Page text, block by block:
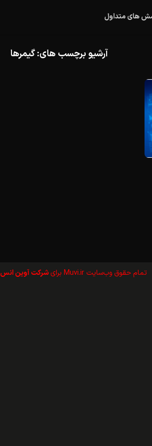
های متداول
آرشیو برچسب های:گیمرها
تمام حقوق وب‌سايت Muvi.ir برای شرکت آوین انس